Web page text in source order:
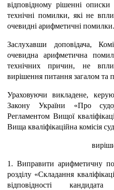
відповідному рішенні описки
технічні помилки, які не
очевидні арифметичні помилки.
Заслухавши доповідача,
очевидна арифметична
технічних причин, не
вирішення питання загалом та
Ураховуючи викладене,
Закону України «Про
Регламентом Вищої
Вища кваліфікаційна комісія
1. Виправити арифметичну
розділу «Складання
відповідності